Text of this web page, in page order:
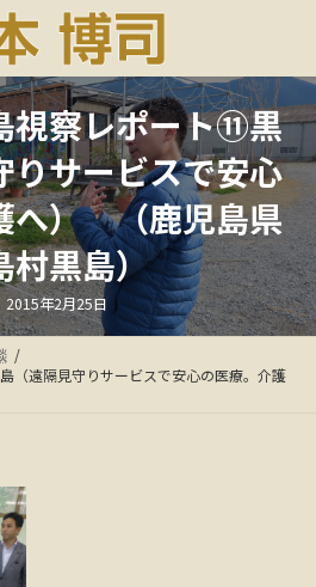
視察レポート⑪黒
りサービスで安心
へ） （鹿児島県
村黒島）
最
終
更
新
日
時
:
2015年2月25日
（遠隔見守りサービスで安心の医療。介護